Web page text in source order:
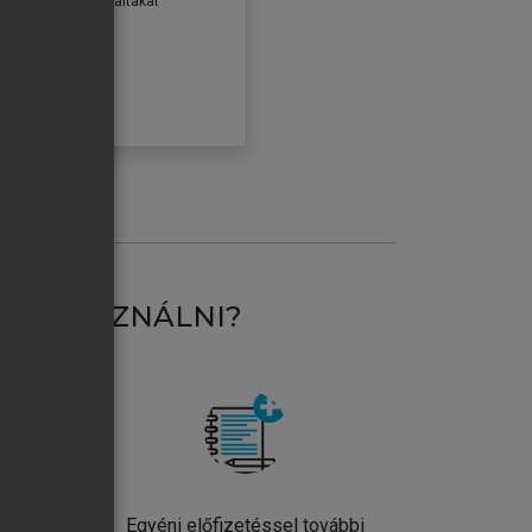
HASZNÁLNI?
Egyéni előfizetéssel további